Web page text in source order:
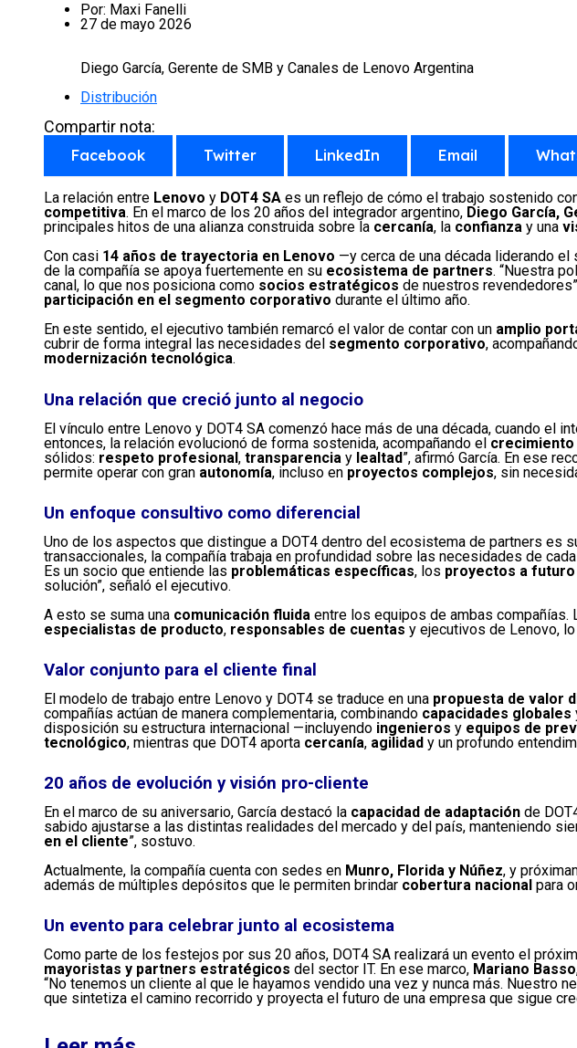
Por: Maxi Fanelli
27 de mayo 2026
Diego García, Gerente de SMB y Canales de Lenovo Argentina
Distribución
Compartir nota:
Facebook Twitter LinkedIn Email
La relación entre Lenovo y DOT4 SA es un reflejo de cómo el trabajo sostenido
competitiva. En el marco de los 20 años del integrador argentino, Diego García,
principales hitos de una alianza construida sobre la cercanía, la confianza y una
Con casi 14 años de trayectoria en Lenovo —y cerca de una década liderando
de la compañía se apoya fuertemente en su ecosistema de partners. “Nuestra
canal, lo que nos posiciona como socios estratégicos de nuestros
participación en el segmento corporativo durante el último año.
En este sentido, el ejecutivo también remarcó el valor de contar con un amplio
cubrir de forma integral las necesidades del segmento corporativo,
modernización tecnológica.
Una relación que creció junto al negocio
El vínculo entre Lenovo y DOT4 SA comenzó hace más de una década, cuando el
entonces, la relación evolucionó de forma sostenida, acompañando el
sólidos: respeto profesional, transparencia y lealtad”, afirmó García. En ese
permite operar con gran autonomía, incluso en proyectos complejos, sin
Un enfoque consultivo como diferencial
Uno de los aspectos que distingue a DOT4 dentro del ecosistema de partners es
transaccionales, la compañía trabaja en profundidad sobre las necesidades de
Es un socio que entiende las problemáticas específicas, los proyectos a futuro
solución”, señaló el ejecutivo.
A esto se suma una comunicación fluida entre los equipos de ambas compañías.
especialistas de producto, responsables de cuentas y ejecutivos de Lenovo,
Valor conjunto para el cliente final
El modelo de trabajo entre Lenovo y DOT4 se traduce en una propuesta de valor
compañías actúan de manera complementaria, combinando capacidades globales
disposición su estructura internacional —incluyendo ingenieros y equipos de
tecnológico, mientras que DOT4 aporta cercanía, agilidad y un profundo
20 años de evolución y visión pro-cliente
En el marco de su aniversario, García destacó la capacidad de adaptación de
sabido ajustarse a las distintas realidades del mercado y del país, manteniendo
en el cliente”, sostuvo.
Actualmente, la compañía cuenta con sedes en Munro, Florida y Núñez, y
además de múltiples depósitos que le permiten brindar cobertura nacional para
Un evento para celebrar junto al ecosistema
Como parte de los festejos por sus 20 años, DOT4 SA realizará un evento el
mayoristas y partners estratégicos del sector IT. En ese marco, Mariano Basso
“No tenemos un cliente al que le hayamos vendido una vez y nunca más. Nuestro
que sintetiza el camino recorrido y proyecta el futuro de una empresa que sigue